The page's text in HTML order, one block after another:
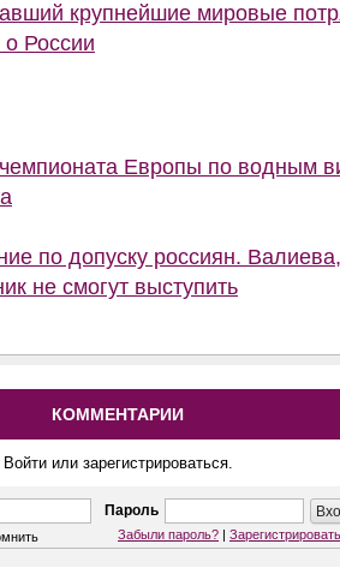
крупнейшие мировые
России
Европы по водным
по допуску россиян. Валиева,
не смогут выступить
КОММЕНТАРИИ
Войти или зарегистрироваться.
Пароль
Забыли пароль? |